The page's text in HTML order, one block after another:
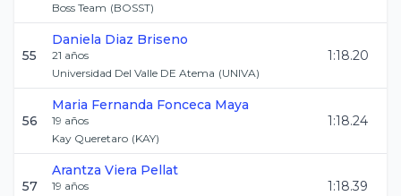
Boss Team (BOSST)
55
Daniela Diaz Briseno
21 años
Universidad Del Valle DE Atema (UNIVA)
1:18.20
56
Maria Fernanda Fonceca Maya
19 años
Kay Queretaro (KAY)
1:18.24
57
Arantza Viera Pellat
19 años
1:18.39